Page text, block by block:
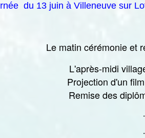
du 13 juin à Villeneuve sur
Le matin cérémonie et
L'après-midi village
Projection d'un film
Remise des
.
.